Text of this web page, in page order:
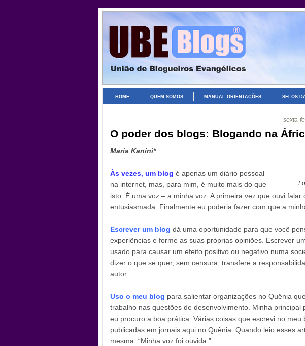
HOME QUEM SOMOS MANUAL ORIENTAÇÕES SELOS
sexta-
O poder dos blogs: Blogando na
Maria Kanini*
Às vezes, um blog é apenas um diário pessoal
na internet, mas, para mim, é muito mais do que
isto. É uma voz – a minha voz. A primeira vez que ouvi falar
entusiasmada. Finalmente eu poderia fazer com que a
Escrever um blog dá uma oportunidade para que você
experiências e forme as suas próprias opiniões. Escrever
usado para causar um efeito positivo ou negativo numa
dizer o que se quer, sem censura, transfere a
autor.
Uso o meu blog para salientar organizações no Quênia
trabalho nas questões de desenvolvimento. Minha principal
eu procuro a boa prática. Várias coisas que escrevi no meu
publicadas em jornais aqui no Quênia. Quando leio esses
mesma: “Minha voz foi ouvida.”